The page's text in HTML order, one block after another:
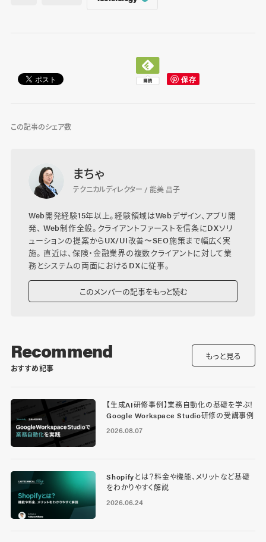
この記事のシェア数
まちゃ
テクニカルディレクター / 能美 昌子
Web開発経験15年以上。経験領域はWebデザイン、アプリ開
発、 Web制作全般。クライアントファーストを信条にDXソリ
ューションの提案からUX/UI改善〜SEO施策まで幅広く実
施。 直近は、保険・金融業界の複数クライアントに対して業
務とシステムの両面におけるDXに従事。
このメンバーの記事をもっと読む
Recommend
おすすめ記事
もっと見る
【生成AI研修事例】業務自動化の基礎を学ぶ！
Google Workspace Studio研修の受講事例
2026.08.07
Shopifyとは？料金や機能、メリットなど基礎
をわかりやすく解説
2026.06.24